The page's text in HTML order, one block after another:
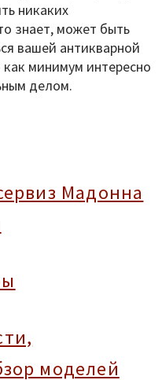
никаких
знает, может быть
вашей антикварной
минимум интересно
делом.
Мадонна
моделей